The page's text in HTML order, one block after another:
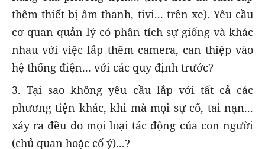
thêm thiết bị âm thanh, tivi... trên xe). Yêu cầu
cơ quan quản lý có phân tích sự giống và khác
nhau với việc lắp thêm camera, can thiệp vào
hệ thống điện... với các quy định trước?
3. Tại sao không yêu cầu lắp với tất cả các
phương tiện khác, khi mà mọi sự cố, tai nạn...
xảy ra đều do mọi loại tác động của con người
(chủ quan hoặc cố ý)...?